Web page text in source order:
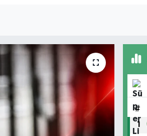
#
1